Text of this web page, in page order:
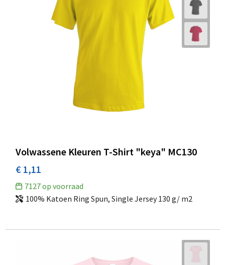
Volwassene Kleuren T-Shirt "keya" MC130
€ 1,11
7127op voorraad
100% Katoen Ring Spun, Single Jersey 130 g/ m2